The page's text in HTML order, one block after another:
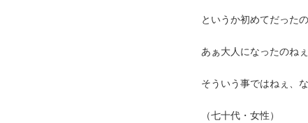
というか初めてだったの
あぁ大人になったのねぇ
そういう事ではねぇ、
（七十代・女性）